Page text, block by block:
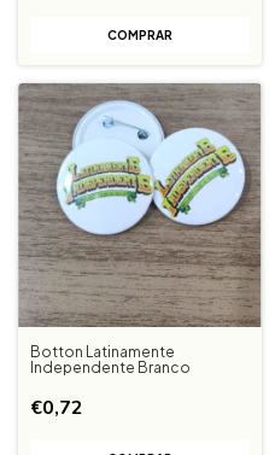
Botton Latinamente
Independente Branco
€0,72